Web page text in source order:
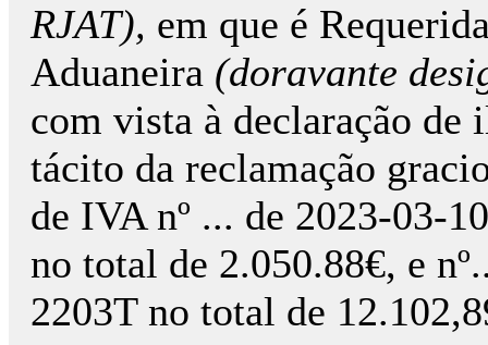
RJAT), em que é
Aduaneira (doravante
com vista à declaração
tácito da reclamação
de IVA nº ... de 2023-03-
no total de 2.050.88€, e
2203T no total de